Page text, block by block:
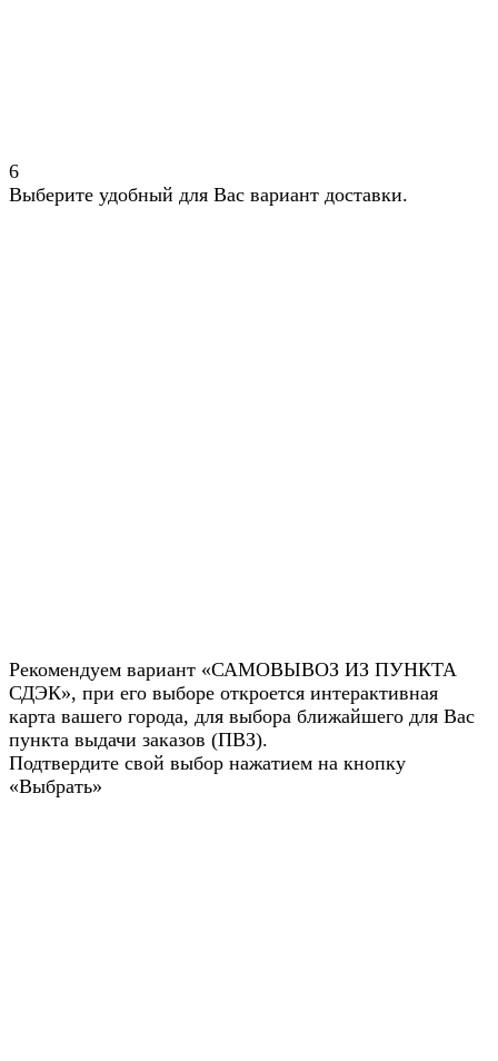
6
Выберите удобный для Вас вариант доставки.
Рекомендуем вариант «САМОВЫВОЗ ИЗ ПУНКТА
СДЭК», при его выборе откроется интерактивная
карта вашего города, для выбора ближайшего для Вас
пункта выдачи заказов (ПВЗ).
Подтвердите свой выбор нажатием на кнопку
«Выбрать»